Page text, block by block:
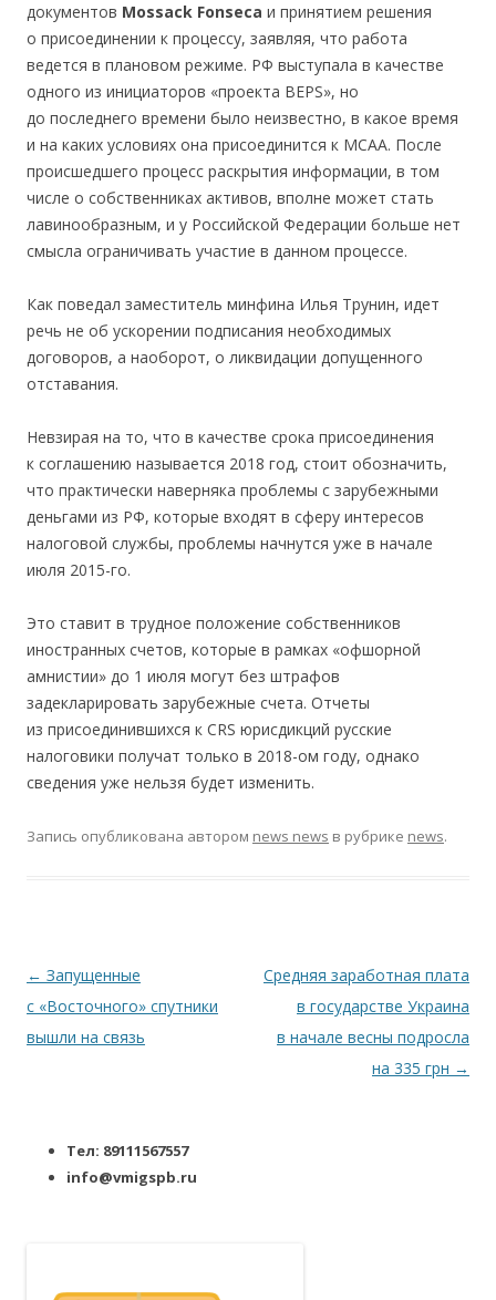
документов Mossack Fonseca и принятием решения
о присоединении к процессу, заявляя, что работа
ведется в плановом режиме. РФ выступала в качестве
одного из инициаторов «проекта BEPS», но
до последнего времени было неизвестно, в какое время
и на каких условиях она присоединится к MCAA. После
происшедшего процесс раскрытия информации, в том
числе о собственниках активов, вполне может стать
лавинообразным, и у Российской Федерации больше нет
смысла ограничивать участие в данном процессе.
Как поведал заместитель минфина Илья Трунин, идет
речь не об ускорении подписания необходимых
договоров, а наоборот, о ликвидации допущенного
отставания.
Невзирая на то, что в качестве срока присоединения
к соглашению называется 2018 год, стоит обозначить,
что практически наверняка проблемы с зарубежными
деньгами из РФ, которые входят в сферу интересов
налоговой службы, проблемы начнутся уже в начале
июля 2015-го.
Это ставит в трудное положение собственников
иностранных счетов, которые в рамках «офшорной
амнистии» до 1 июля могут без штрафов
задекларировать зарубежные счета. Отчеты
из присоединившихся к CRS юрисдикций русские
налоговики получат только в 2018-ом году, однако
сведения уже нельзя будет изменить.
Запись опубликована автором news news в рубрике news.
Навигация по записям
← Запущенные
с «Восточного» спутники
вышли на связь
Средняя заработная плата
в государстве Украина
в начале весны подросла
на 335 грн →
Тел: 89111567557
info@vmigspb.ru